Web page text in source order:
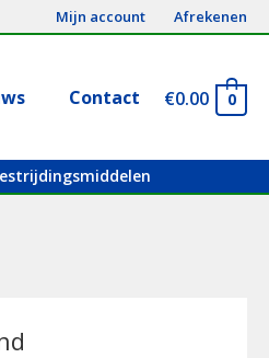
Mijn account Afrekenen
Contact €0.00 0